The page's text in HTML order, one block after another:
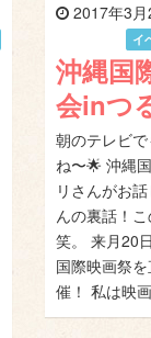
2017年3月
イ
沖縄国
会inつ
朝のテレビ
ね〜🌟 沖縄
リさんがお
んの裏話！
笑。 来月20
国際映画祭
催！ 私は映